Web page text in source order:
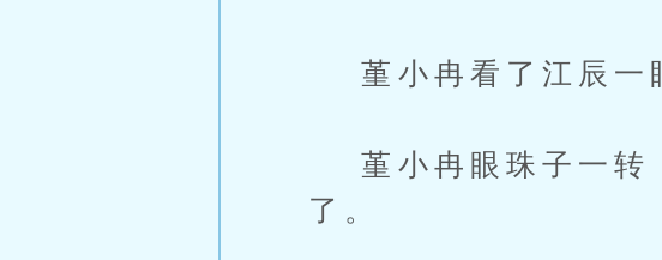
堇小冉看了江辰一
堇小冉眼珠子一转
了。